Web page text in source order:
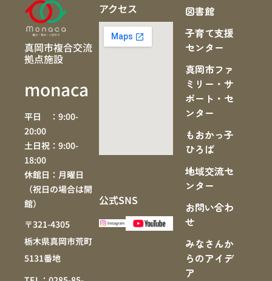
真岡市複合交流
拠点施設
monaca
平日 ：9:00-
20:00
土日祝：9:00-
18:00
休館日：月曜日
（祝日の場合は開
館）
〒321-4305
栃木県真岡市荒町
5131番地
アクセス
公式SNS
図書館
子育て支援
センター
真岡市ファ
ミリー・サ
ポート・セ
ンター
もおかっ子
ひろば
地域交流セ
ンター
お問い合わ
せ
みなさんか
らのアイデ
ア